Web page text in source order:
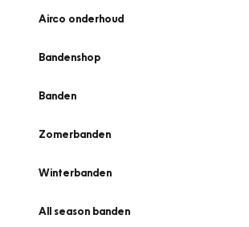
Airco onderhoud
Bandenshop
Banden
Zomerbanden
Winterbanden
All season banden